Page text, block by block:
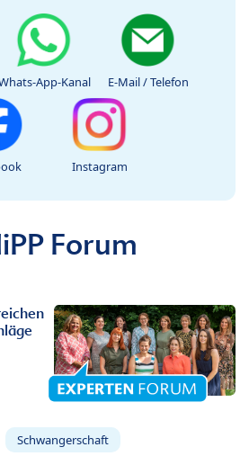
App-Kanal E-Mail / Telefon
Instagram
Forum
Schwangerschaft